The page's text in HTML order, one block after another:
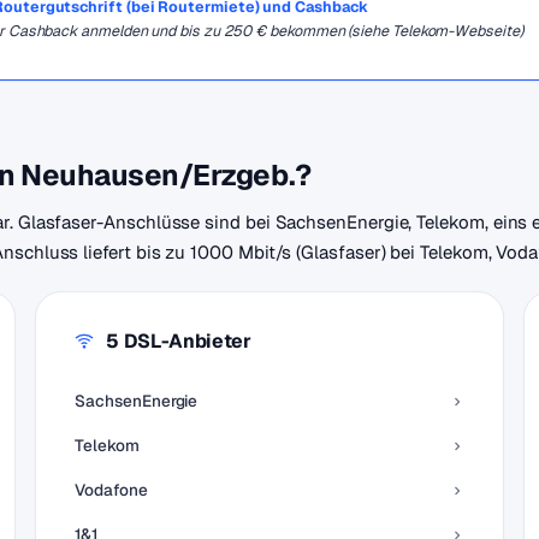
(bei Routermiete) und Cashback
anmelden und bis zu 250 € bekommen (siehe Telekom-Webseite)
Neuhausen/Erzgeb.?
Glasfaser-Anschlüsse sind bei SachsenEnergie, Telekom,
liefert bis zu 1000 Mbit/s (Glasfaser) bei Telekom,
5 DSL-Anbieter
SachsenEnergie
Telekom
Vodafone
1&1